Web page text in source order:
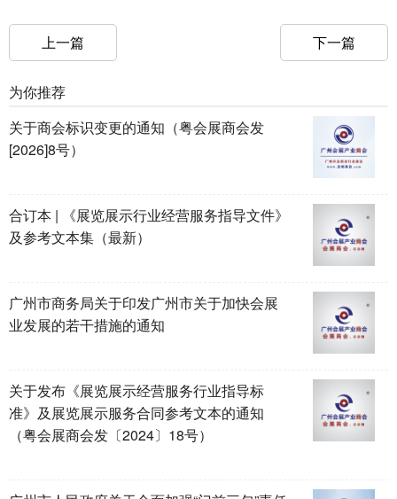
上一篇 下一篇
为你推荐
关于商会标识变更的通知（粤会展商会发
[2026]8号）
合订本 | 《展览展示行业经营服务指导文件》
及参考文本集（最新）
广州市商务局关于印发广州市关于加快会展
业发展的若干措施的通知
关于发布《展览展示经营服务行业指导标
准》及展览展示服务合同参考文本的通知
（粤会展商会发〔2024〕18号）